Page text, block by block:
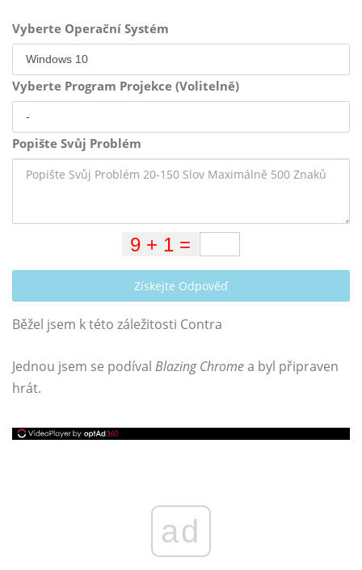
Vyberte Operační Systém
Vyberte Program Projekce (Volitelně)
Popište Svůj Problém
Získejte Odpověď
Běžel jsem k této záležitosti Contra
Jednou jsem se podíval Blazing Chromea byl připraven
hrát.
ad